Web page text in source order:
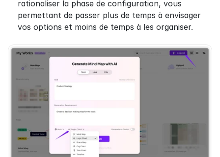
rationaliser la phase de configuration, vous
permettant de passer plus de temps à envisager
vos options et moins de temps à les organiser.